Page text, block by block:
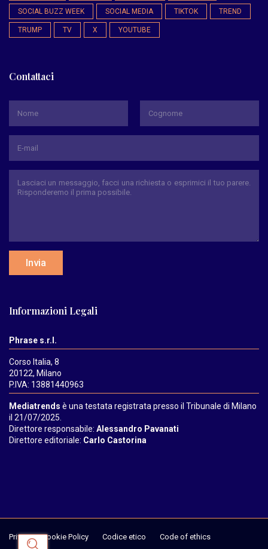
SOCIAL BUZZ WEEK SOCIAL MEDIA TIKTOK TREND
TRUMP TV X YOUTUBE
Contattaci
Invia
Informazioni Legali
Phrase s.r.l.
Corso Italia, 8
20122, Milano
P.IVA: 13881440963
Mediatrends è una testata registrata presso il Tribunale di Milano
il 21/07/2025.
Direttore responsabile: Alessandro Pavanati
Direttore editoriale: Carlo Castorina
Privacy & Cookie Policy Codice etico Code of ethics